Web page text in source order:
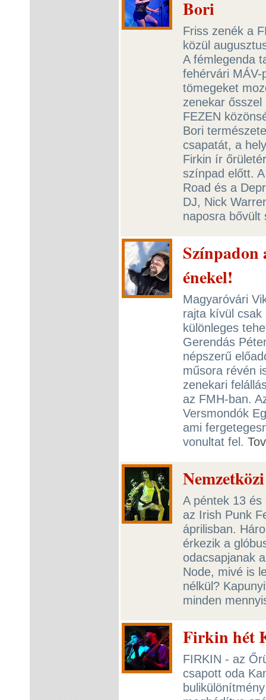
Bori
Friss zenék a
közül
A fémlegenda
fehérvári MÁV-
tömegeket
zenekar
FEZEN
Bori
csapatát, a
Firkin ír
színpad előtt.
Road és a
DJ, Nick
naposra
Színpadon
énekel!
Magyaróvári
rajta kívül csak
különleges
Gerendás
népszerű
műsora révén
zenekari
az FMH-ban.
Versmondók
ami
vonultat fel.
A péntek 13
az Irish Punk
áprilisban.
érkezik a
odacsapjanak
Node, mivé is
nélkül?
minden
Firkin hét
FIRKIN - az
csapott oda